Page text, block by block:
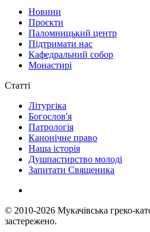
Новини
Проєкти
Паломницький центр
Підтримати нас
Кафедральний собор
Монастирі
Статті
Літургіка
Богослов'я
Патрологія
Канонічне право
Наша історія
Душпастирство молоді
Запитати Священика
© 2010-2026 Мукачівська греко-
застережено.